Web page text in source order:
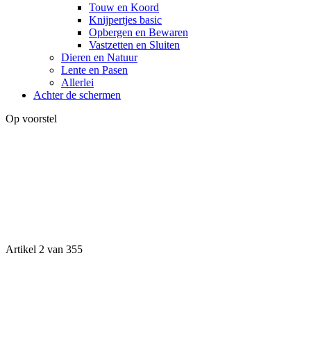
Touw en Koord
Knijpertjes basic
Opbergen en Bewaren
Vastzetten en Sluiten
Dieren en Natuur
Lente en Pasen
Allerlei
Achter de schermen
Op voorstel
Artikel 2 van 355